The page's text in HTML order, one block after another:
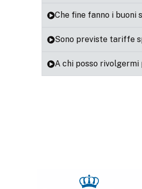
Che fine fanno i
Sono previste tariffe
A chi posso